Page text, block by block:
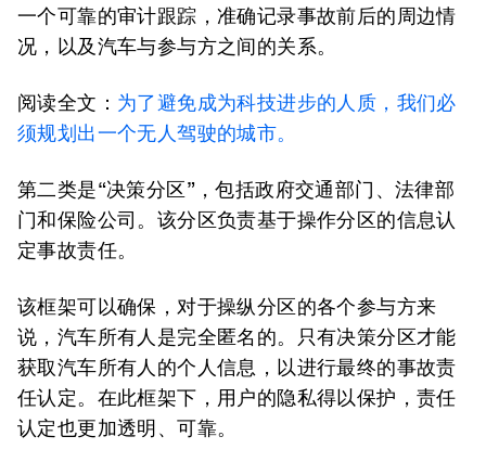
一个可靠的审计跟踪，准确记录事故前后的周边情
况，以及汽车与参与方之间的关系。
阅读全文： 为了避免成为科技进步的人质，我们必
须规划出一个无人驾驶的城市。
第二类是“决策分区”，包括政府交通部门、法律部
门和保险公司。该分区负责基于操作分区的信息认
定事故责任。
该框架可以确保，对于操纵分区的各个参与方来
说，汽车所有人是完全匿名的。只有决策分区才能
获取汽车所有人的个人信息，以进行最终的事故责
任认定。在此框架下，用户的隐私得以保护，责任
认定也更加透明、可靠。